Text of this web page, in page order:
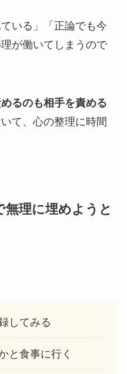
いる」「正論でも今
が働いてしまうので
るのも相手を責める
て、心の整理に時間
理に埋めようと
してみる
と食事に行く